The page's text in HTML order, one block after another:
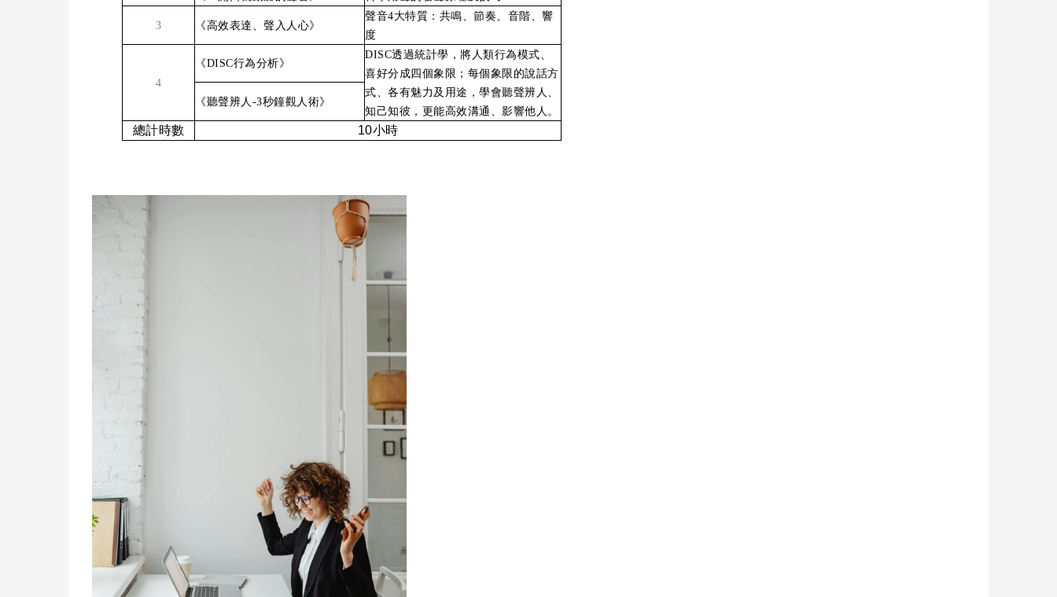
3 《高效表達、聲入人心》
聲音4大特質：共鳴、節奏、音階、響
度
4
《DISC行為分析》
DISC透過統計學，將人類行為模式、
喜好分成四個象限；每個象限的說話方
式、各有魅力及用途，學會聽聲辨人、
知己知彼，更能高效溝通、影響他人。
《聽聲辨人-3秒鐘觀人術》
總計時數 10小時